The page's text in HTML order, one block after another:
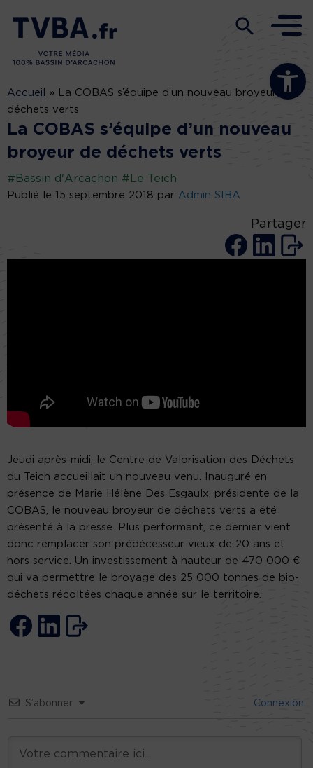
Ouvrir la
Accueil »
La COBAS s’équipe d’un nouveau broyeur de
déchets verts
La COBAS s’équipe d’un nouveau
broyeur de déchets verts
#Bassin d'Arcachon #Le Teich
Publié le 15 septembre 2018 par Admin SIBA
Partager
Jeudi après-midi, le Centre de Valorisation des Déchets
du Teich accueillait un nouveau venu. Inauguré en
présence de Marie Hélène Des Esgaulx, présidente de la
COBAS, le nouveau broyeur de déchets verts a été
présenté à la presse. Plus performant, ce dernier vient
donc remplacer son prédécesseur vieux de 20 ans et
hors service. Un investissement à hauteur de 470 000 €
qui va permettre le broyage des 25 000 tonnes de bio-
déchets récoltées chaque année sur le territoire.
S’abonner Connexion